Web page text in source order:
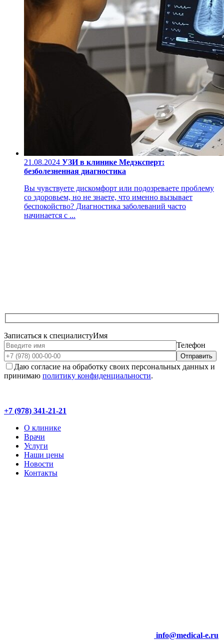
21.08.2024 УЗИ в клинике Медэксперт:
безболезненная диагностика
Вы чувствуете дискомфорт или подозреваете проблему
со здоровьем, но не знаете, что именно вызывает
беспокойство? Диагностика заболеваний часто
начинается с ...
Записаться к специалистуИмя
Телефон
Даю согласие на обработку своих персональных данных и
принимаю политику конфиденциальности.
+7 (978) 341-21-21
О клинике
Врачи
Услуги
Наши цены
Новости
Контакты
info@medical-e.ru